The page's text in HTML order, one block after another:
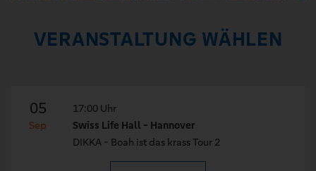
VERANSTALTUNG WÄHLEN
05
Sep
17:00 Uhr
Swiss Life Hall - Hannover
DIKKA - Boah ist das krass Tour 2